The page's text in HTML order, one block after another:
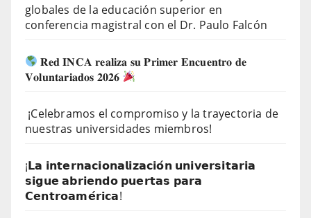
globales de la educación superior en
conferencia magistral con el Dr. Paulo Falcón
𝐑𝐞𝐝 𝐈𝐍𝐂𝐀 𝐫𝐞𝐚𝐥𝐢𝐳𝐚 𝐬𝐮 𝐏𝐫𝐢𝐦𝐞𝐫 𝐄𝐧𝐜𝐮𝐞𝐧𝐭𝐫𝐨 𝐝𝐞
𝐕𝐨𝐥𝐮𝐧𝐭𝐚𝐫𝐢𝐚𝐝𝐨𝐬 𝟐𝟎𝟐𝟔
¡Celebramos el compromiso y la trayectoria de
nuestras universidades miembros!
¡𝗟𝗮 𝗶𝗻𝘁𝗲𝗿𝗻𝗮𝗰𝗶𝗼𝗻𝗮𝗹𝗶𝘇𝗮𝗰𝗶𝗼́𝗻 𝘂𝗻𝗶𝘃𝗲𝗿𝘀𝗶𝘁𝗮𝗿𝗶𝗮
𝘀𝗶𝗴𝘂𝗲 𝗮𝗯𝗿𝗶𝗲𝗻𝗱𝗼 𝗽𝘂𝗲𝗿𝘁𝗮𝘀 𝗽𝗮𝗿𝗮
𝗖𝗲𝗻𝘁𝗿𝗼𝗮𝗺𝗲́𝗿𝗶𝗰𝗮!